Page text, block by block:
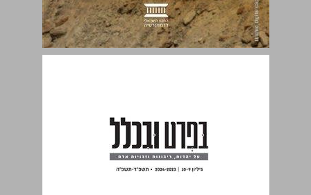
בפרט ובכלל על יהדות, ריבונות וזכויות אדם גיליון 10-9 ... 0